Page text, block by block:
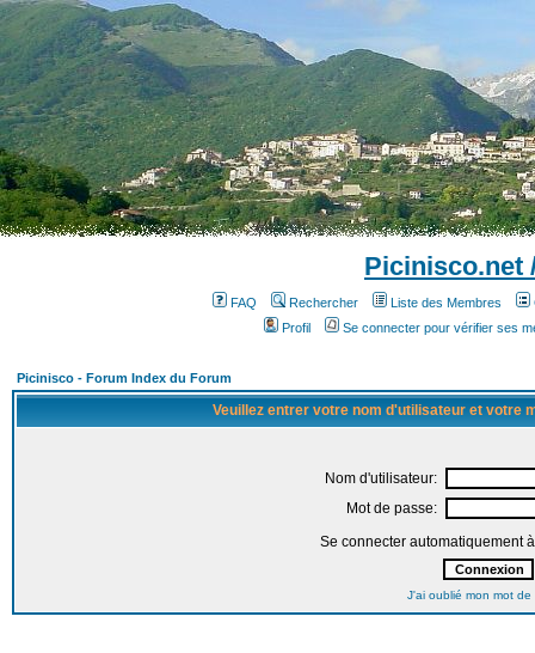
Picinisco.net
FAQ Rechercher Liste des Membres
Profil
Se connecter pour vérifier ses
Picinisco - Forum Index du Forum
Veuillez entrer votre nom d'utilisateur et votre
Nom d'utilisateur:
Mot de passe:
Se connecter automatiquement
J'ai oublié mon mot de